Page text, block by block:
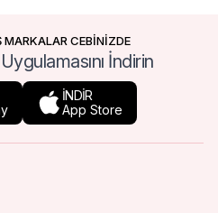
MARKALAR CEBİNİZDE
İndirin
İNDİR
App Store